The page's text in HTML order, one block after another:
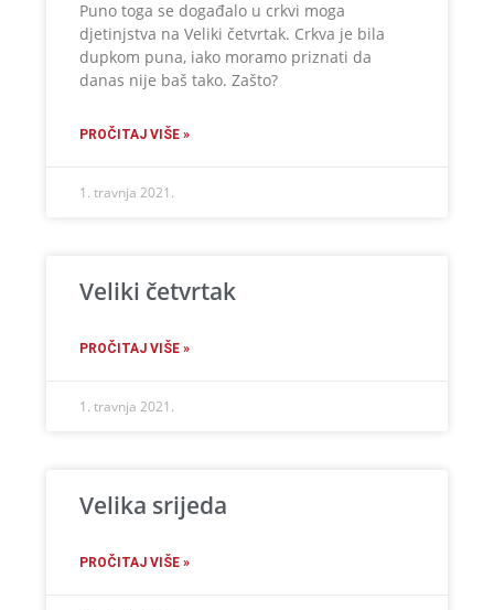
Puno toga se događalo u crkvi moga
djetinjstva na Veliki četvrtak. Crkva je bila
dupkom puna, iako moramo priznati da
danas nije baš tako. Zašto?
PROČITAJ VIŠE »
1. travnja 2021.
Veliki četvrtak
PROČITAJ VIŠE »
1. travnja 2021.
Velika srijeda
PROČITAJ VIŠE »